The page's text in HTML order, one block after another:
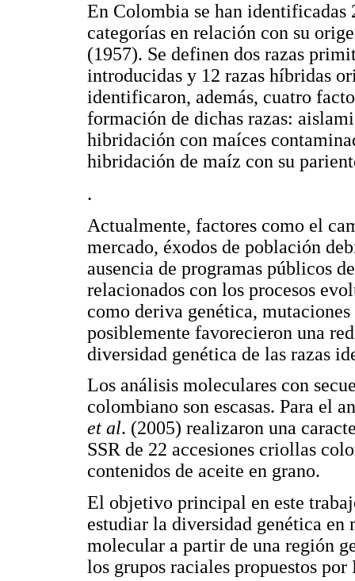
En Colombia se han identificadas
categorías en relación con su
(1957). Se definen dos razas
introducidas y 12 razas híbridas
identificaron, además, cuatro
formación de dichas razas:
hibridación con maíces
hibridación de maíz con su
.
Actualmente, factores como el
mercado, éxodos de población
ausencia de programas públicos
relacionados con los procesos
como deriva genética,
posiblemente favorecieron una
diversidad genética de las razas
Los análisis moleculares con
colombiano son escasas. Para el
et al. (2005) realizaron una
SSR de 22 accesiones criollas
contenidos de aceite en grano.
El objetivo principal en este
estudiar la diversidad genética
molecular a partir de una región
los grupos raciales propuestos